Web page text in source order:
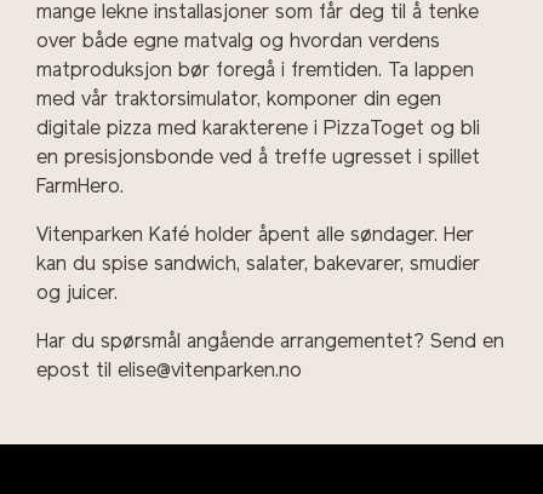
mange lekne installasjoner som får deg til å tenke
over både egne matvalg og hvordan verdens
matproduksjon bør foregå i fremtiden. Ta lappen
med vår traktorsimulator, komponer din egen
digitale pizza med karakterene i PizzaToget og bli
en presisjonsbonde ved å treffe ugresset i spillet
FarmHero.
Vitenparken Kafé holder åpent alle søndager. Her
kan du spise sandwich, salater, bakevarer, smudier
og juicer.
Har du spørsmål angående arrangementet? Send en
epost til elise@vitenparken.no